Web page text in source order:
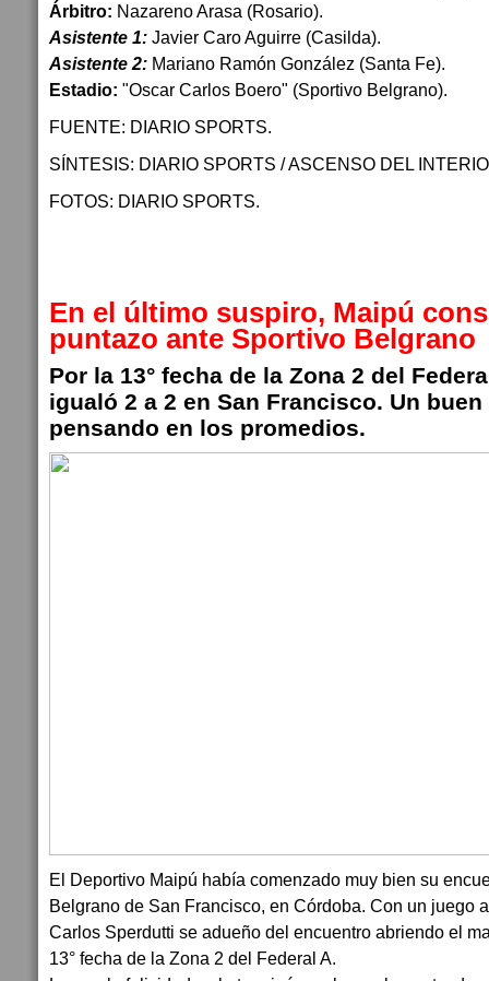
Árbitro: Nazareno Arasa (Rosario).
Asistente 1: Javier Caro Aguirre (Casilda).
Asistente 2: Mariano Ramón González (Santa Fe).
Estadio: "Oscar Carlos Boero" (Sportivo Belgrano).
FUENTE: DIARIO SPORTS.
SÍNTESIS: DIARIO SPORTS / ASCENSO DEL
FOTOS: DIARIO SPORTS.
En el último suspiro, Maipú
puntazo ante Sportivo Belgrano
Por la 13° fecha de la Zona 2 del
igualó 2 a 2 en San Francisco. Un
pensando en los promedios.
El Deportivo Maipú había comenzado muy bien su
Belgrano de San Francisco, en Córdoba. Con un juego
Carlos Sperdutti se adueño del encuentro abriendo el
13° fecha de la Zona 2 del Federal A.